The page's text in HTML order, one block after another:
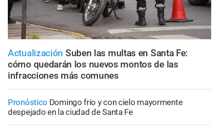
Actualización Suben las multas en Santa Fe:
cómo quedarán los nuevos montos de las
infracciones más comunes
Pronóstico Domingo frío y con cielo mayormente
despejado en la ciudad de Santa Fe